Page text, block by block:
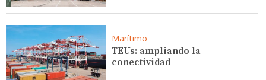
Marítimo
TEUs: ampliando la
conectividad